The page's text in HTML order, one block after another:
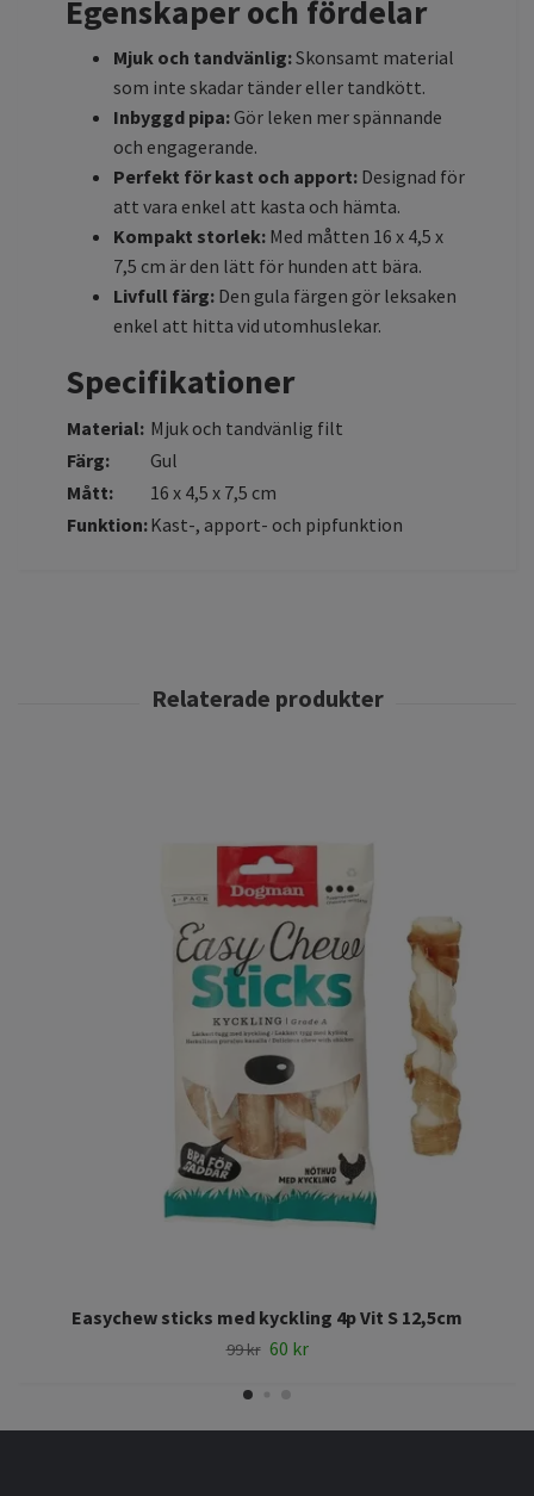
Egenskaper och fördelar
Mjuk och tandvänlig:Skonsamt material
som inte skadar tänder eller tandkött.
Inbyggd pipa:Gör leken mer spännande
och engagerande.
Perfekt för kast och apport: Designad för
att vara enkel att kasta och hämta.
Kompakt storlek: Med måtten 16 x 4,5 x
7,5 cm är den lätt för hunden att bära.
Livfull färg: Den gula färgen gör leksaken
enkel att hitta vid utomhuslekar.
Specifikationer
Material: Mjuk och tandvänlig filt
Färg:
Gul
Mått:
16 x 4,5 x 7,5 cm
Funktion:Kast-, apport- och pipfunktion
Easychew sticks med kyckling 4p Vit S 12,5cm
99 kr 60 kr